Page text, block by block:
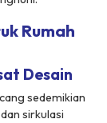
Rumah
Desain
sedemikian
sirkulasi